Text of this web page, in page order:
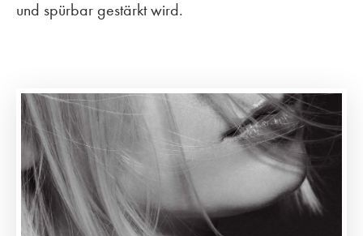
und spürbar gestärkt wird.